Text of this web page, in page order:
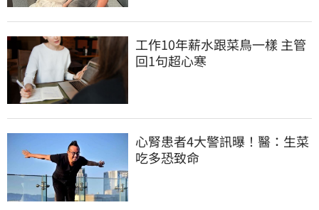
工作10年薪水跟菜鳥一樣 主管
回1句超心寒
心腎患者4大警訊曝！醫：生菜
吃多恐致命